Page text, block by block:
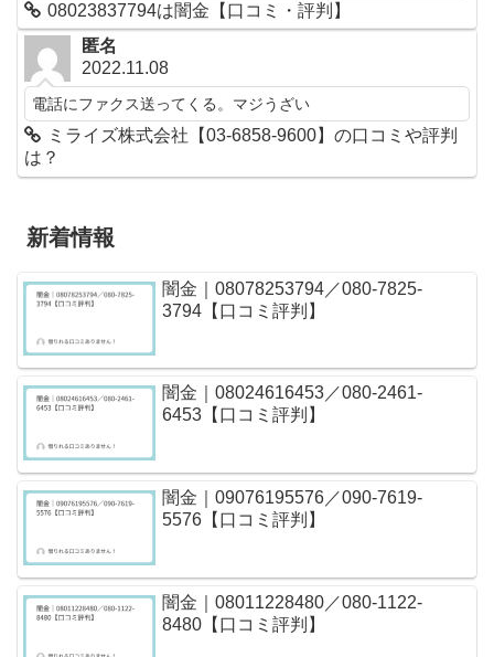
08023837794は闇金【口コミ・評判】
匿名
2022.11.08
電話にファクス送ってくる。マジうざい
ミライズ株式会社【03-6858-9600】の口コミや評判
は？
新着情報
闇金｜08078253794／080-7825-
3794【口コミ評判】
闇金｜08024616453／080-2461-
6453【口コミ評判】
闇金｜09076195576／090-7619-
5576【口コミ評判】
闇金｜08011228480／080-1122-
8480【口コミ評判】